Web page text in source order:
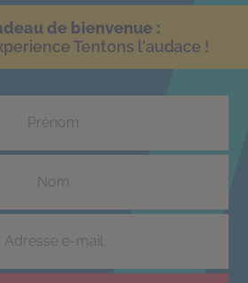
de bienvenue :
Tentons l'audace !